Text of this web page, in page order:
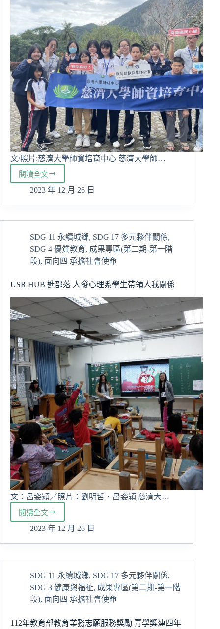
影
片
發
布
會
文/照片:慈濟大學師資培育中心 慈濟大學師…
閱讀全文
探
索
共
未
來
慈
數
學
計
相
見
歡
2023 年 12 月 26 日
SDG 11 永續城鄉, SDG 17 多元夥伴關係,
SDG 4 優質教育, 成果專區(第二期-第一階
段), 面向四 承擔社會使命
USR HUB 進部落 人發心理系學生帶領人我關係
文：呂姿穎／照片：劉明哲、呂姿穎 慈濟大…
閱讀全文
USR
HUB
部
落
發
心
理
學
2023 年 12 月 26 日
SDG 11 永續城鄉, SDG 17 多元夥伴關係,
SDG 3 健康與福祉, 成果專區(第二期-第一階
段), 面向四 承擔社會使命
112年教育部教育業務志願服務獎勵 青學獎連四年